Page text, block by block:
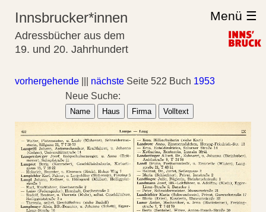
Innsbrucker*innen
Adressbücher aus dem
19. und 20. Jahrhundert
Menü ☰
vorhergehende nächste Seite 522 Buch 1953
Neue Suche:
Name Haus Firma Volltext